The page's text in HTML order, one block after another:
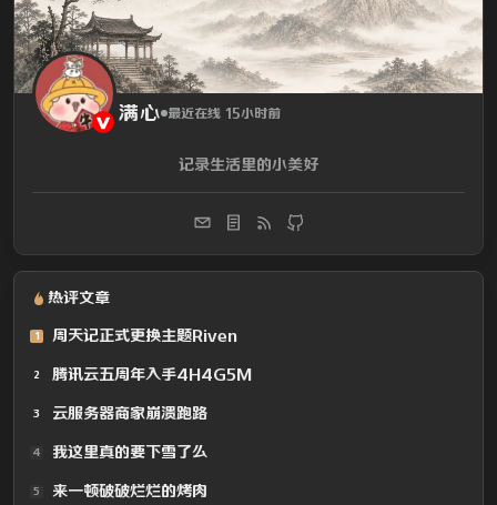
满心 最近在线 15小时前
记录生活里的小美好
热评文章
1 周天记正式更换主题Riven
2 腾讯云五周年入手4H4G5M
3 云服务器商家崩溃跑路
4 我这里真的要下雪了么
5 来一顿破破烂烂的烤肉